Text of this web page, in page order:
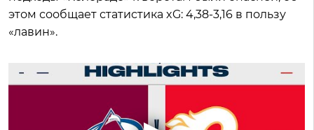
этом сообщает статистика xG: 4,38-3,16 в пользу
«лавин».